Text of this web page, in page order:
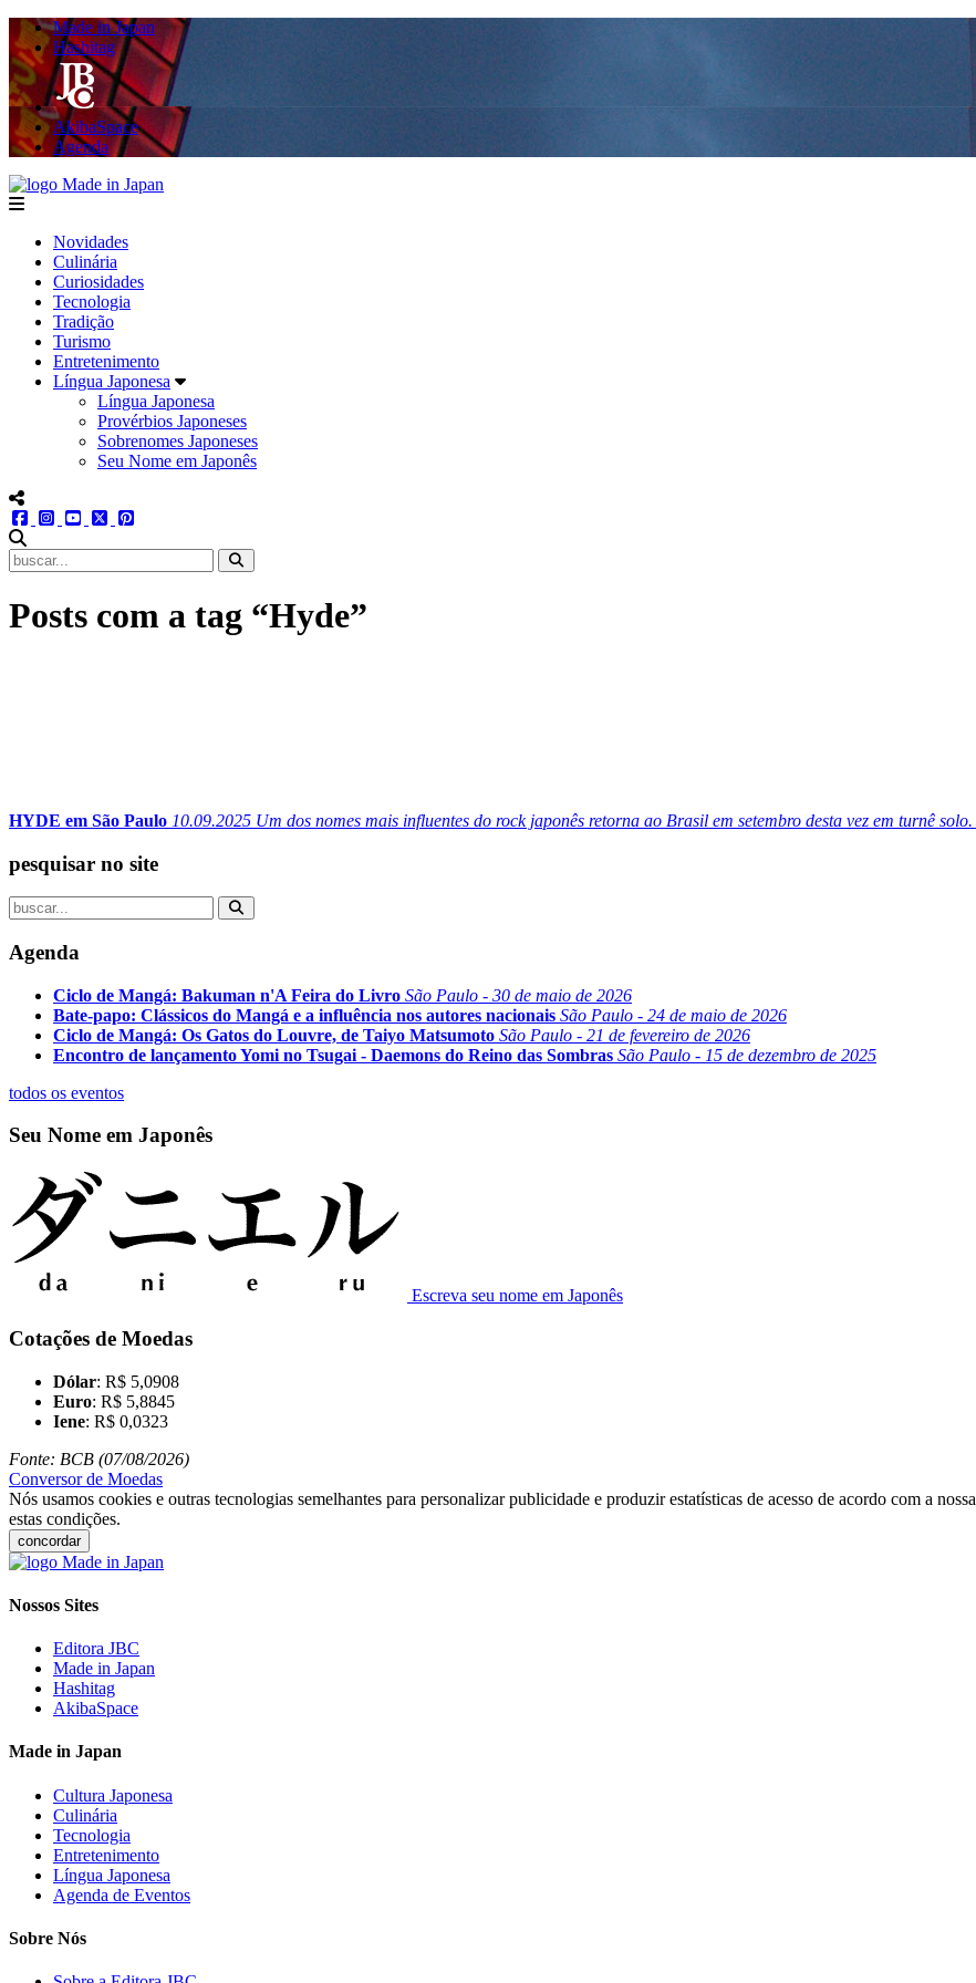
Made in Japan
Hashitag
AkibaSpace
Agenda
menu
Novidades
Culinária
Curiosidades
Tecnologia
Tradição
Turismo
Entretenimento
Língua Japonesa
Língua Japonesa
Provérbios Japoneses
Sobrenomes Japoneses
Seu Nome em Japonês
menu redes social
facebookinstagram
youtube
twitter
Posts com a tag “Hyde”
HYDE em São Paulo 10.09.2025 Um dos nomes mais influentes do rock japonês retorna ao Brasil em setembro desta vez em turnê solo.
pesquisar no site
Agenda
Ciclo de Mangá: Bakuman n'A Feira do Livro São Paulo - 30 de maio de 2026
Bate-papo: Clássicos do Mangá e a influência nos autores nacionais São Paulo - 24 de maio de 2026
Ciclo de Mangá: Os Gatos do Louvre, de Taiyo Matsumoto São Paulo - 21 de fevereiro de 2026
Encontro de lançamento Yomi no Tsugai - Daemons do Reino das Sombras São Paulo - 15 de dezembro de 2025
todos os eventos
Seu Nome em Japonês
Escreva seu nome em Japonês
Cotações de Moedas
Dólar: R$ 5,0908
Euro: R$ 5,8845
Iene: R$ 0,0323
Fonte: BCB (07/08/2026)
Conversor de Moedas
Nós usamos cookies e outras tecnologias semelhantes para personalizar publicidade e produzir estatísticas de acesso de acordo com a nossa
estas condições.
concordar
Nossos Sites
Editora JBC
Made in Japan
Hashitag
AkibaSpace
Made in Japan
Cultura Japonesa
Culinária
Tecnologia
Entretenimento
Língua Japonesa
Agenda de Eventos
Sobre Nós